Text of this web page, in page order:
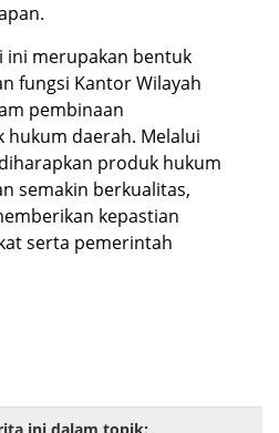
ini merupakan bentuk
fungsi Kantor Wilayah
pembinaan
daerah. Melalui
produk hukum
semakin berkualitas,
kepastian
serta pemerintah